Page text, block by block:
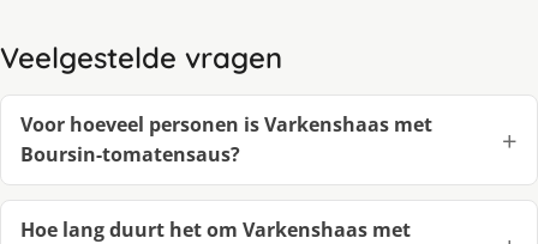
Veelgestelde vragen
Voor hoeveel personen is Varkenshaas met
Boursin-tomatensaus?
Hoe lang duurt het om Varkenshaas met